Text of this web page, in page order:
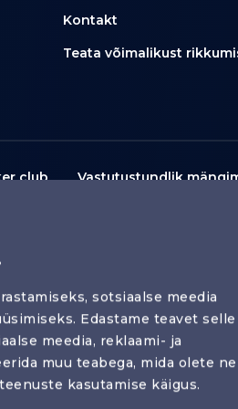
sotsiaalse meedia
Edastame teavet selle
meedia, reklaami- ja
muu teabega, mida olete
kasutamise käigus.
Kontakt
Teata võimalikust
club Vastutustundlik
viis rahaliste probleemide